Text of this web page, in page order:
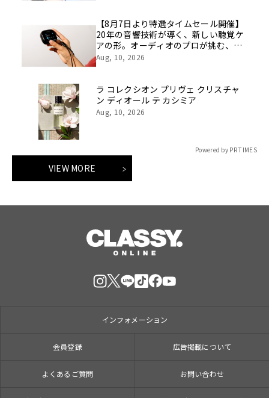
【8月7日より特選タイムセール開催】
20年の音響技術が導く、新しい聴覚ケ
アの形。オーディオのプロが挑む、画
期的なスクリーン操作対応次世代スマ
Aug, 10, 2026
ラ コレクシオン プリヴェ クリスチャ
ン ディオール テ カシミア
Aug, 10, 2026
Powered by PR TIMES
VIEW MORE
インフォメーション
会員登録 広告掲載について
よくあるご質問 お問い合わせ